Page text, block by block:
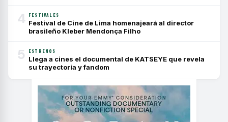
4 FESTIVALES
Festival de Cine de Lima homenajeará al director
brasileño Kleber Mendonça Filho
5 ESTRENOS
Llega a cines el documental de KATSEYE que revela
su trayectoria y fandom